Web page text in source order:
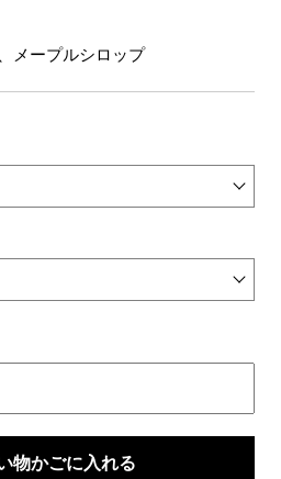
メープルシロップ
物かごに入れる